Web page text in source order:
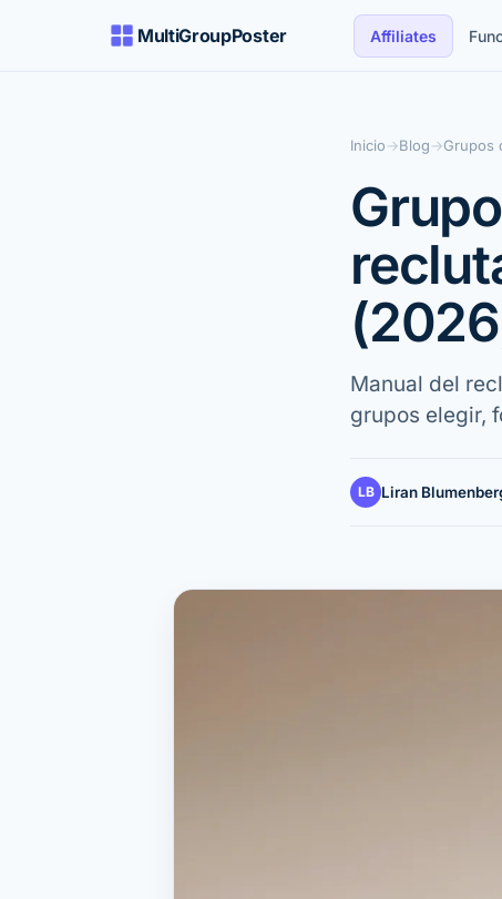
MultiGroupPoster Affiliates
Inicio→Blog→Grupos
Manual del
grupos elegir,
LB Liran